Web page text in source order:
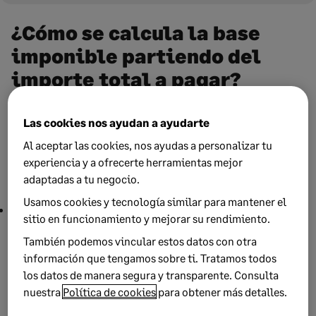
¿Cómo se calcula la base
imponible partiendo del
importe total a pagar?
Puede que en determinados casos sepas el importe total a
pagar y quieras calcular la base imponible. Para ello solo
necesitas conocer eltipo de IVA aplicable.
Fórmula para su cálculo:
Base imponible = Importe total de la factura / (1 + tipo de IVA
en decimal)
Ejemplo:Si el importe total de una factura es de 121 euros y
el IVA es del 21%, la base imponible se calcularía de la
siguiente manera:
Las cookies nos ayudan a ayudarte
Al aceptar las cookies, nos ayudas a personalizar tu
experiencia y a ofrecerte herramientas mejor
adaptadas a tu negocio.
Usamos cookies y tecnología similar para mantener el
sitio en funcionamiento y mejorar su rendimiento.
También podemos vincular estos datos con otra
información que tengamos sobre ti. Tratamos todos
los datos de manera segura y transparente. Consulta
nuestra Política de cookies para obtener más detalles.